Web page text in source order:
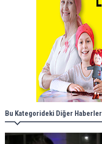
Bu Kategorideki Diğer Haberler